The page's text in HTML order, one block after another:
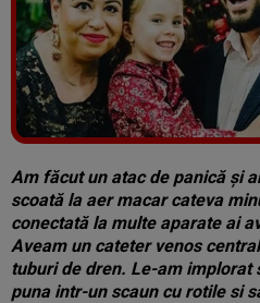
Am făcut un atac de panică și
scoată la aer macar cateva
conectată la multe aparate ai
Aveam un cateter venos
tuburi de dren. Le-am implorat
puna intr-un scaun cu rotile si